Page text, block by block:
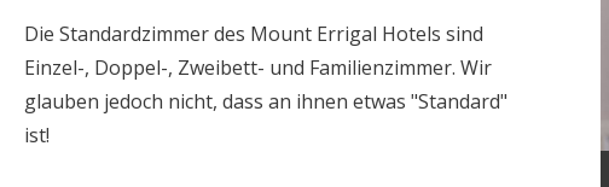
Die Standardzimmer des Mount Errigal Hotels sind
Einzel-, Doppel-, Zweibett- und Familienzimmer. Wir
glauben jedoch nicht, dass an ihnen etwas "Standard"
ist!